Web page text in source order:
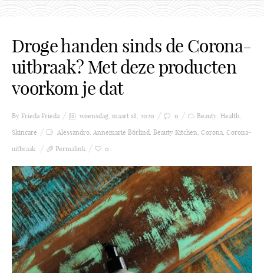
Droge handen sinds de Corona-
uitbraak? Met deze producten
voorkom je dat
By Frieda Frieda woensdag, maart 18, 2020 0 Beauty, Health,
Skincare
Alessandro, Annemarie Börlind, Beauty Kitchen, Corona, Corona-
uitbraak
Permalink 0